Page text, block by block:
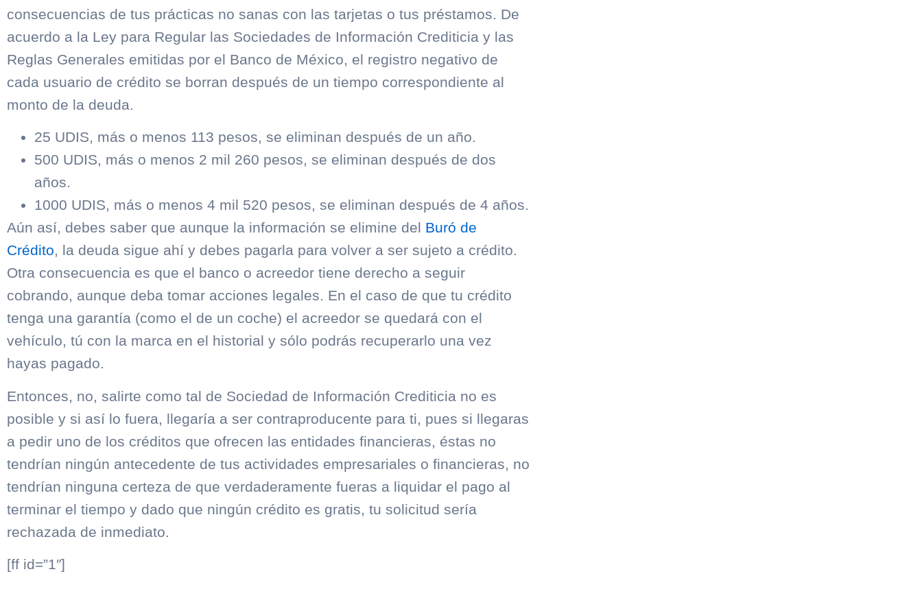
consecuencias de tus prácticas no sanas con las tarjetas o tus préstamos. De
acuerdo a la Ley para Regular las Sociedades de Información Crediticia y las
Reglas Generales emitidas por el Banco de México, el registro negativo de
cada usuario de crédito se borran después de un tiempo correspondiente al
monto de la deuda.
25 UDIS, más o menos 113 pesos, se eliminan después de un año.
500 UDIS, más o menos 2 mil 260 pesos, se eliminan después de dos
años.
1000 UDIS, más o menos 4 mil 520 pesos, se eliminan después de 4 años.
Aún así, debes saber que aunque la información se elimine del Buró de
Crédito, la deuda sigue ahí y debes pagarla para volver a ser sujeto a crédito.
Otra consecuencia es que el banco o acreedor tiene derecho a seguir
cobrando, aunque deba tomar acciones legales. En el caso de que tu crédito
tenga una garantía (como el de un coche) el acreedor se quedará con el
vehículo, tú con la marca en el historial y sólo podrás recuperarlo una vez
hayas pagado.
Entonces, no, salirte como tal de Sociedad de Información Crediticia no es
posible y si así lo fuera, llegaría a ser contraproducente para ti, pues si llegaras
a pedir uno de los créditos que ofrecen las entidades financieras, éstas no
tendrían ningún antecedente de tus actividades empresariales o financieras, no
tendrían ninguna certeza de que verdaderamente fueras a liquidar el pago al
terminar el tiempo y dado que ningún crédito es gratis, tu solicitud sería
rechazada de inmediato.
[ff id=”1″]